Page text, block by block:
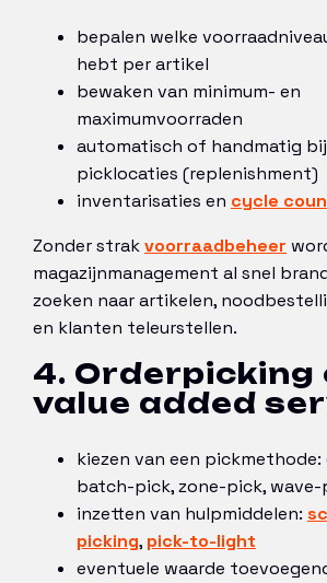
bepalen welke
hebt per artikel
bewaken van minimum- en
maximumvoorraden
automatisch of handmatig
picklocaties (replenishment)
inventarisaties en cycle
Zonder strakvoorraadbeheer
magazijnmanagement al snel
zoeken naar artikelen,
en klanten teleurstellen.
4. Orderpicking
value added
kiezen van een
batch-pick, zone-pick,
inzetten van hulpmiddelen:
picking, pick-to-light
eventuele waarde